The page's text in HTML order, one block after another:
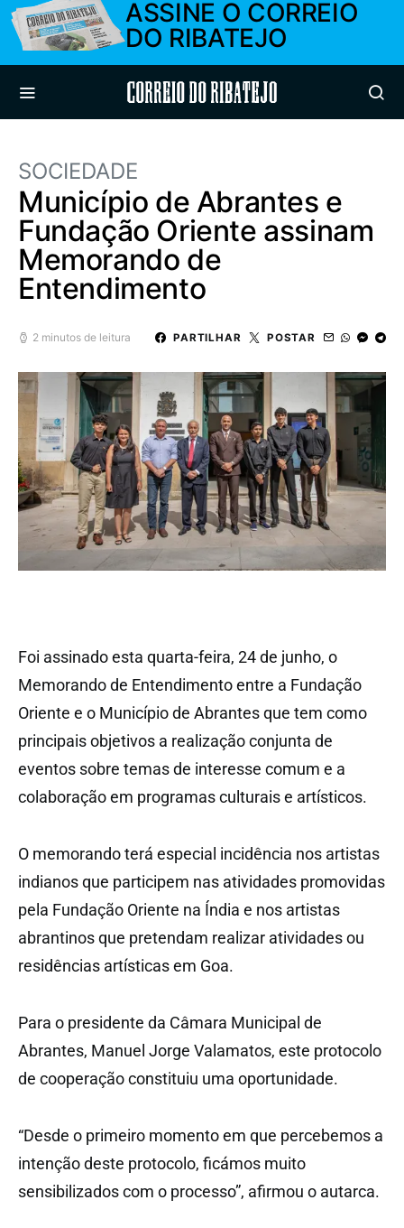
ASSINE O CORREIO
DO RIBATEJO
Correio do Ribatejo
SOCIEDADE
Município de Abrantes e
Fundação Oriente assinam
Memorando de
Entendimento
2 minutos de leitura PARTILHAR POSTAR
Foi assinado esta quarta-feira, 24 de junho, o
Memorando de Entendimento entre a Fundação
Oriente e o Município de Abrantes que tem como
principais objetivos a realização conjunta de
eventos sobre temas de interesse comum e a
colaboração em programas culturais e artísticos.
O memorando terá especial incidência nos artistas
indianos que participem nas atividades promovidas
pela Fundação Oriente na Índia e nos artistas
abrantinos que pretendam realizar atividades ou
residências artísticas em Goa.
Para o presidente da Câmara Municipal de
Abrantes, Manuel Jorge Valamatos, este protocolo
de cooperação constituiu uma oportunidade.
“Desde o primeiro momento em que percebemos a
intenção deste protocolo, ficámos muito
sensibilizados com o processo”, afirmou o autarca.